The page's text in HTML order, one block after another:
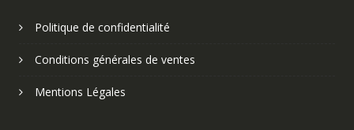
Politique de confidentialité
Conditions générales de ventes
Mentions Légales